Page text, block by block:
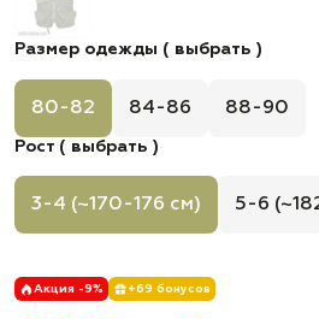
Размер одежды ( выбрать )
80-82 84-86 88-90
Рост ( выбрать )
3-4 (~170-176 см) 5-6
Акция -9% +69 бонусов